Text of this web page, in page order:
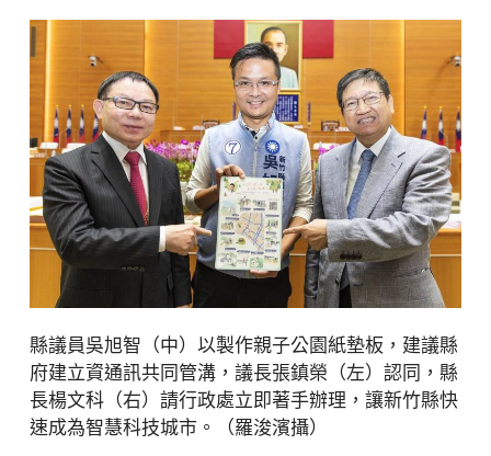
縣議員吳旭智（中）以製作親子公園紙墊板，建議縣
府建立資通訊共同管溝，議長張鎮榮（左）認同，縣
長楊文科（右）請行政處立即著手辦理，讓新竹縣快
速成為智慧科技城市。（羅浚濱攝）